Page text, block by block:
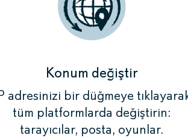
Konum değiştir
adresinizi bir düğmeye
tüm platformlarda değiştirin:
tarayıcılar, posta, oyunlar.